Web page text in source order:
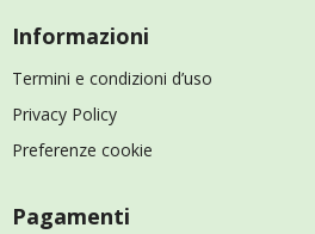
Informazioni
Termini e condizioni d’uso
Privacy Policy
Preferenze cookie
Pagamenti